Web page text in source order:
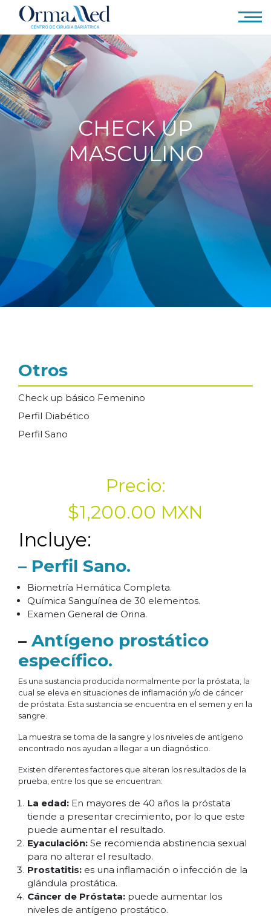
CHECK UP
MASCULINO
Precio:
$1,200.00 MXN
Incluye:
– Perfil Sano.
Biometría Hemática Completa.
Química Sanguínea de 30 elementos.
Examen General de Orina.
– Antígeno prostático
específico.
Es una sustancia producida normalmente por la próstata, la
cual se eleva en situaciones de inflamación y/o de cáncer
de próstata. Esta sustancia se encuentra en el semen y en la
sangre.
La muestra se toma de la sangre y los niveles de antígeno
encontrado nos ayudan a llegar a un diagnóstico.
Existen diferentes factores que alteran los resultados de la
prueba, entre los que se encuentran:
La edad: En mayores de 40 años la próstata
tiende a presentar crecimiento, por lo que este
puede aumentar el resultado.
Eyaculación: Se recomienda abstinencia sexual
para no alterar el resultado.
Prostatitis: es una inflamación o infección de la
glándula prostática.
Cáncer de Próstata: puede aumentar los
niveles de antígeno prostático.
Otros
Check up básico Femenino
Perfil Diabético
Perfil Sano